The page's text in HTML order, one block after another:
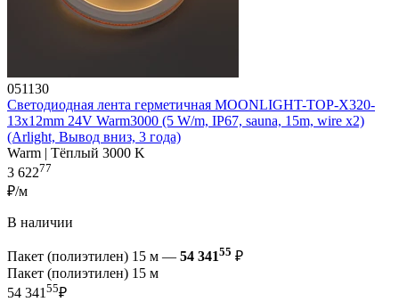
051130
Светодиодная лента герметичная MOONLIGHT-TOP-X320-
13x12mm 24V Warm3000 (5 W/m, IP67, sauna, 15m, wire x2)
(Arlight, Вывод вниз, 3 года)
Warm | Тёплый 3000 K
3 62277
₽/м
В наличии
Пакет (полиэтилен) 15 м — 54 34155 ₽
Пакет (полиэтилен) 15 м
54 34155₽